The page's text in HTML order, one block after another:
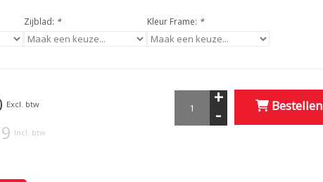
Zijblad: * Kleur Frame: *
Excl. btw
Incl. btw
+
- Bestellen